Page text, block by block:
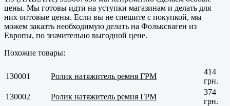
цены. Мы готовы идти на уступки магазинам и делать для
них оптовые цены. Если вы не спешите с покупкой, мы
можем заказть необходимую делать на Фольксваген из
Европы, по значительно выгодной цене.
Похожие товары:
130001 Ролик натяжитель ремня ГРМ
414
грн.
130002
Ролик натяжитель ремня ГРМ
374
грн.